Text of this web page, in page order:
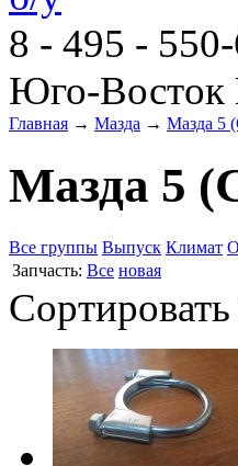
8 - 495 -
Юго-Восток
Главная → Мазда → Мазда 5
Мазда 5
Все группы Выпуск Климат
Запчасть: Все новая